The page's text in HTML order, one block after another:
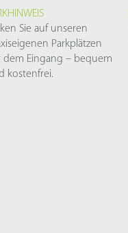
Sie auf unseren
Parkplätzen
dem Eingang – bequem
kostenfrei.